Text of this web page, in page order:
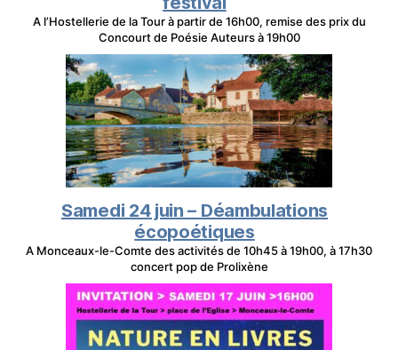
A l’Hostellerie de la Tour à partir de 16h00, remise des prix du
Concourt de Poésie Auteurs à 19h00
Samedi 24 juin – Déambulations
écopoétiques
A Monceaux-le-Comte des activités de 10h45 à 19h00, à 17h30
concert pop de Prolixène